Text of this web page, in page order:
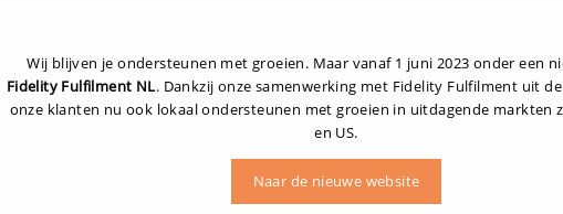
bulkleveringen, moeten uw producten in andere eenheden worden verpakt.
zoals Amazon, Bol.com, Wehkamp, Decathlon en CoolBlue kunnen wij
Wij blijven je ondersteunen met groeien. Maar vanaf 1 juni 2023 onder een
Fidelity Fulfilment NL. Dankzij onze samenwerking met Fidelity Fulfilment uit
onze klanten nu ook lokaal ondersteunen met groeien in uitdagende markten
en US.
Naar de nieuwe website